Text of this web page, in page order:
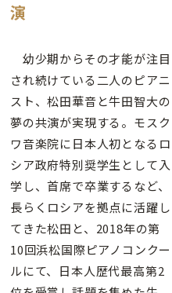
演
幼少期からその才能が注目
され続けている二人のピアニ
スト、松田華音と牛田智大の
夢の共演が実現する。モスク
ワ音楽院に日本人初となるロ
シア政府特別奨学生として入
学し、首席で卒業するなど、
長らくロシアを拠点に活躍し
てきた松田と、2018年の第
10回浜松国際ピアノコンクー
ルにて、日本人歴代最高第2